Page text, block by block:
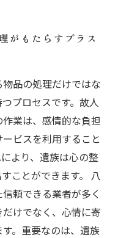
がもたらすプラス
品の処理だけではな
プロセスです。故人
業は、感情的な負担
ビスを利用すること
より、遺族は心の整
ことができます。 八
頼できる業者が多く
けでなく、心情に寄
。重要なのは、遺族